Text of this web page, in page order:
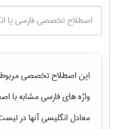
این اصطلاح تخصصی
واژه های فارسی مشابه با
معادل انگلیسی آنها در